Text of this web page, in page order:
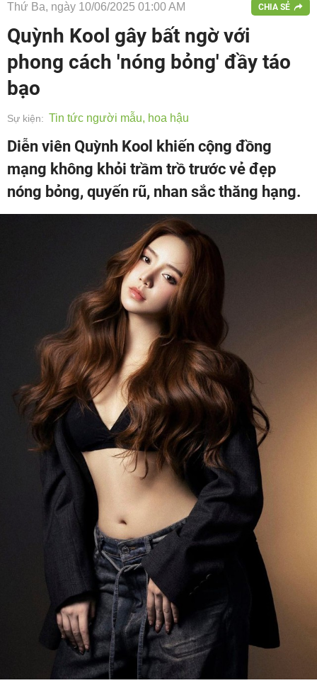
Thứ Ba, ngày 10/06/2025 01:00 AM CHIA SẺ
Quỳnh Kool gây bất ngờ với
phong cách 'nóng bỏng' đầy táo
bạo
Sự kiện: Tin tức người mẫu, hoa hậu
Diễn viên Quỳnh Kool khiến cộng đồng
mạng không khỏi trầm trồ trước vẻ đẹp
nóng bỏng, quyến rũ, nhan sắc thăng hạng.